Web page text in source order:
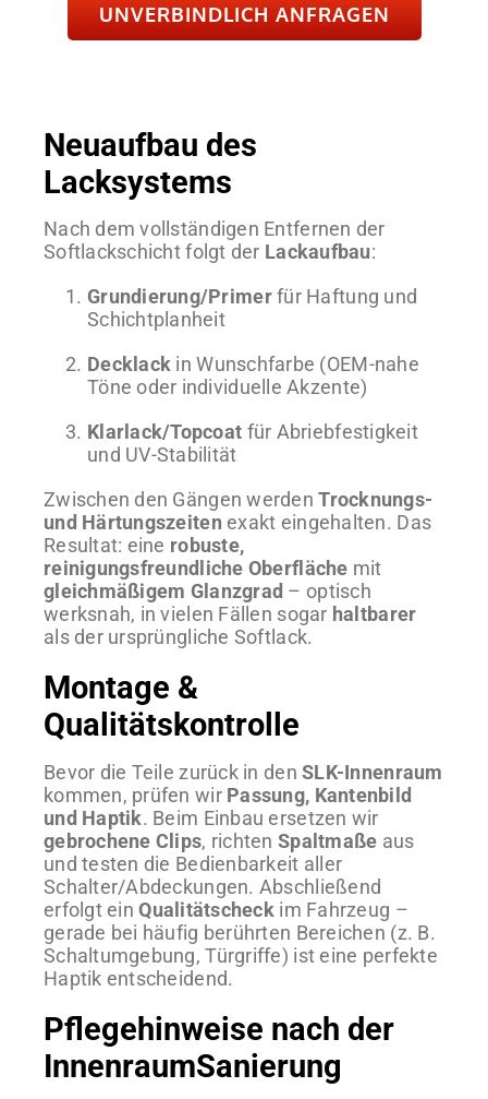
UNVERBINDLICH ANFRAGEN
Neuaufbau des
Lacksystems
Nach dem vollständigen Entfernen der
Softlackschicht folgt der Lackaufbau:
Grundierung/Primerfür Haftung und
Schichtplanheit
Decklack in Wunschfarbe (OEM-nahe
Töne oder individuelle Akzente)
Klarlack/Topcoat für Abriebfestigkeit
und UV-Stabilität
Zwischen den Gängen werdenTrocknungs-
und Härtungszeiten exakt eingehalten. Das
Resultat: eine robuste,
reinigungsfreundliche Oberfläche mit
gleichmäßigem Glanzgrad – optisch
werksnah, in vielen Fällen sogar haltbarer
als der ursprüngliche Softlack.
Montage &
Qualitätskontrolle
Bevor die Teile zurück in denSLK-Innenraum
kommen, prüfen wir Passung, Kantenbild
und Haptik. Beim Einbau ersetzen wir
gebrochene Clips, richtenSpaltmaße aus
und testen die Bedienbarkeit aller
Schalter/Abdeckungen. Abschließend
erfolgt einQualitätscheck im Fahrzeug –
gerade bei häufig berührten Bereichen (z. B.
Schaltumgebung, Türgriffe) ist eine perfekte
Haptik entscheidend.
Pflegehinweise nach der
InnenraumSanierung